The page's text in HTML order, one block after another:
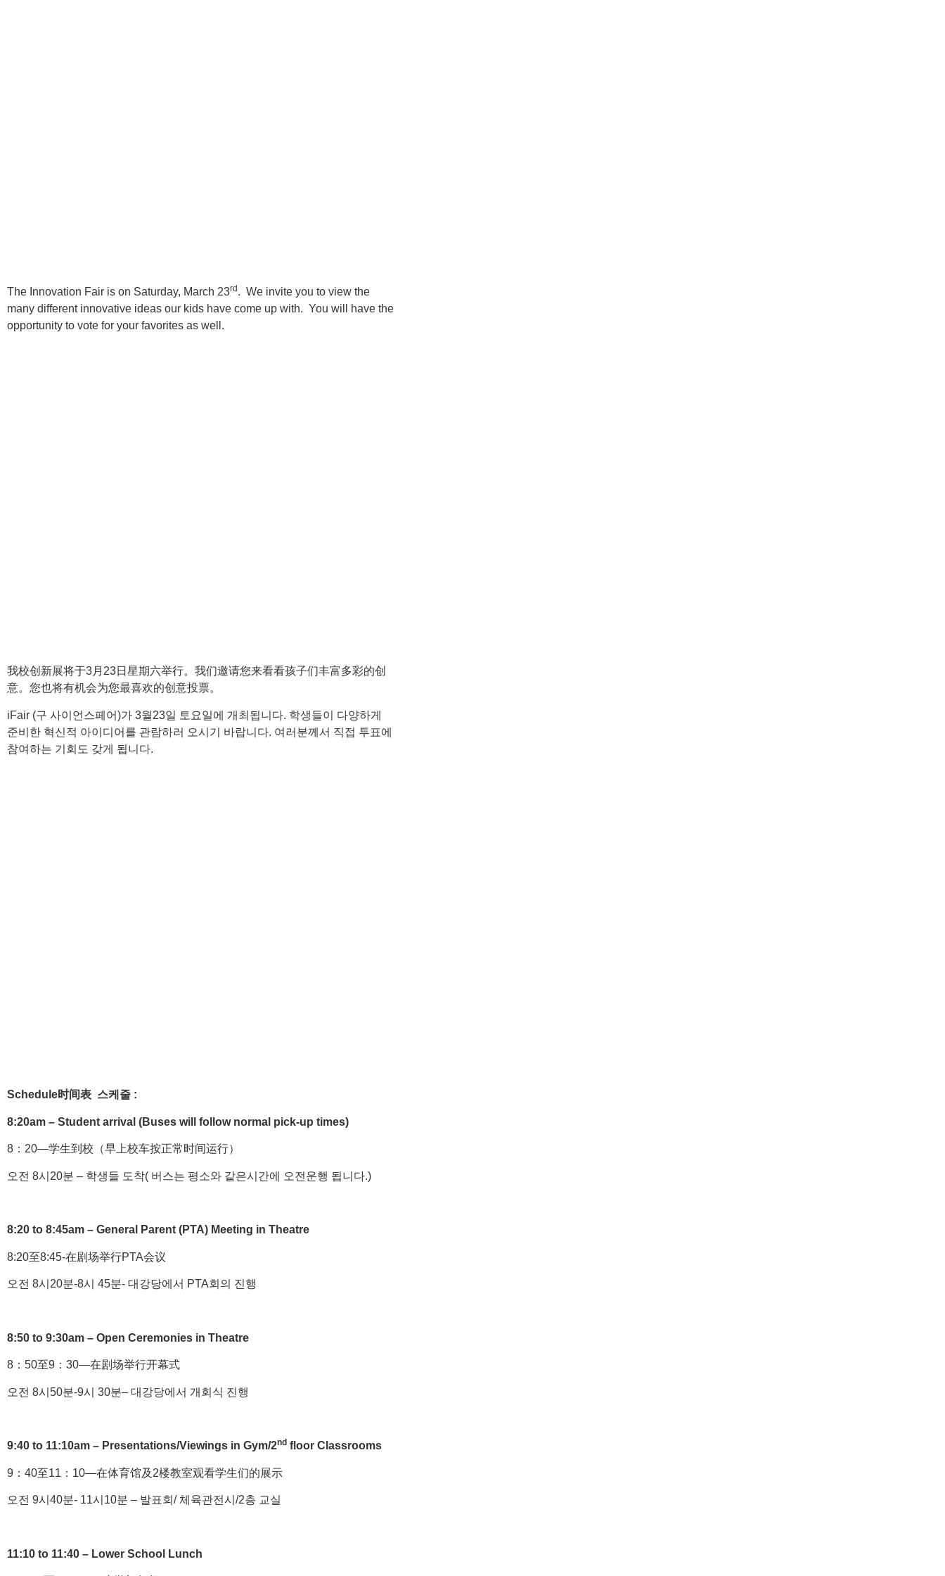
The Innovation Fair is on Saturday, March 23rd . We invite you to view the
many different innovative ideas our kids have come up with. You will have the
opportunity to vote for your favorites as well.
我校创新展将于3月23日星期六举行。我们邀请您来看看孩子们丰富多彩的创
意。您也将有机会为您最喜欢的创意投票。
iFair (구 사이언스페어)가 3월23일 토요일에 개최됩니다. 학생들이 다양하게
준비한 혁신적 아이디어를 관람하러 오시기 바랍니다. 여러분께서 직접 투표에
참여하는 기회도 갖게 됩니다.
Schedule时间表 스케줄 :
8:20am – Student arrival (Buses will follow normal pick-up times)
8：20—学生到校（早上校车按正常时间运行）
오전 8시20분 – 학생들 도착( 버스는 평소와 같은시간에 오전운행 됩니다.)
8:20 to 8:45am – General Parent (PTA) Meeting in Theatre
8:20至8:45-在剧场举行PTA会议
오전 8시20분-8시 45분- 대강당에서 PTA회의 진행
8:50 to 9:30am – Open Ceremonies in Theatre
8：50至9：30—在剧场举行开幕式
오전 8시50분-9시 30분– 대강당에서 개회식 진행
9:40 to 11:10am – Presentations/Viewings in Gym/2nd floor Classrooms
9：40至11：10—在体育馆及2楼教室观看学生们的展示
오전 9시40분- 11시10분 – 발표회/ 체육관전시/2층 교실
11:10 to 11:40 – Lower School Lunch